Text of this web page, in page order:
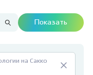
Показать
на Сакко